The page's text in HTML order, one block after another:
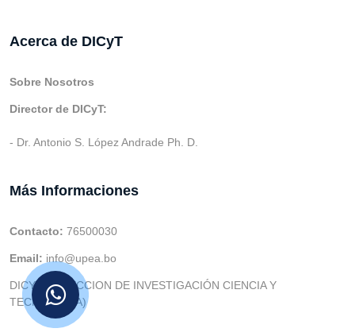
Acerca de DICyT
Sobre Nosotros
Director de DICyT:
- Dr. Antonio S. López Andrade Ph. D.
Más Informaciones
Contacto: 76500030
Email: info@upea.bo
DICYT (DIRECCION DE INVESTIGACIÓN CIENCIA Y
TECNOLOGIA)